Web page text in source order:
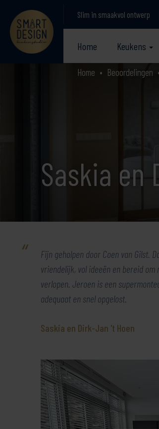
Slim in smaakvol ontwerp
Home Keukens
Home Beoordelingen
Saskia en
Fijn geholpen door Coen van Gilst.
vriendelijk, vol ideeën en bereid
verlopen. Jeroen is een
adequaat en snel opgelost.
Saskia en Dirk-Jan 't Hoen